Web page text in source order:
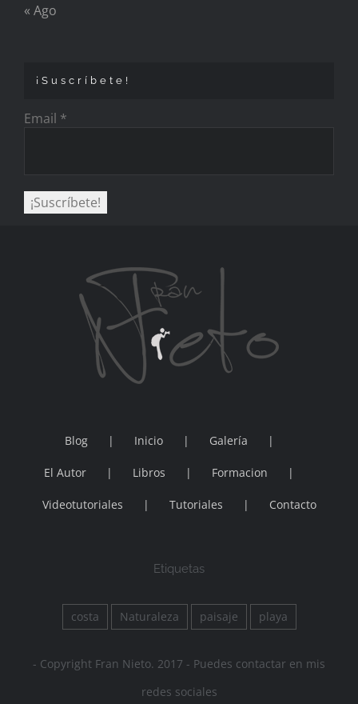
« Ago
¡Suscríbete!
Email *
Blog Inicio Galería
El Autor Libros Formacion
Videotutoriales Tutoriales Contacto
Etiquetas
costa Naturaleza paisaje playa
- Copyright Fran Nieto. 2017 - Puedes contactar en mis
redes sociales